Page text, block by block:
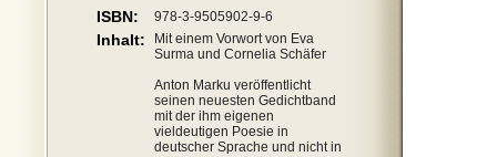
ISBN: 978-3-9505902-9-6
Inhalt:
Mit einem Vorwort von Eva
Surma und Cornelia Schäfer
Anton Marku veröffentlicht
seinen neuesten Gedichtband
mit der ihm eigenen
vieldeutigen Poesie in
deutscher Sprache und nicht in